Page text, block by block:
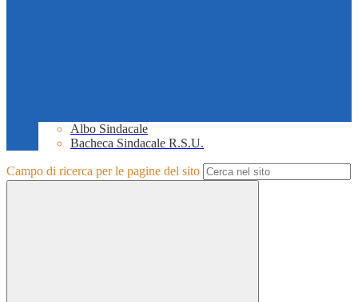
Albo Sindacale
Bacheca Sindacale R.S.U.
Campo di ricerca per le pagine del sito